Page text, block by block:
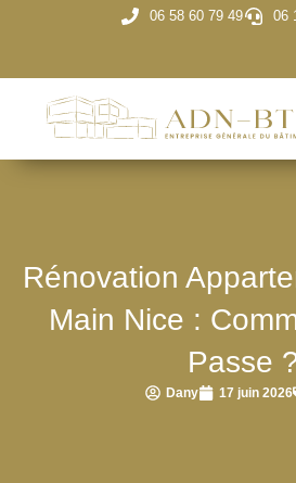
06 58 60 79 49 06
Rénovation
Main Nice :
Passe
Dany 17 juin 2026